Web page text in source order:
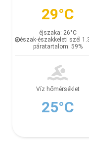
29°C
éjszaka: 26°C
észak-északkeleti szél 1.3
páratartalom: 59%
Víz hőmérséklet
25°C